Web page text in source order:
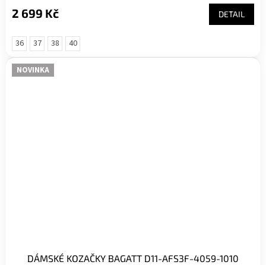
2 699 Kč DETAIL
36 37 38 40
NOVINKA
DÁMSKÉ KOZAČKY BAGATT D11-AFS3F-4059-1010